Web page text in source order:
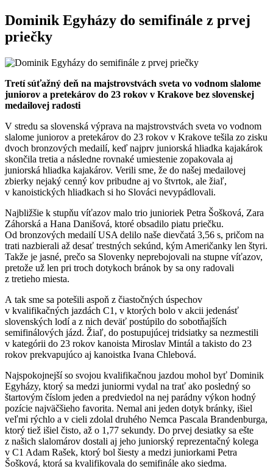
Dominik Egyházy do semifinále z prvej
priečky
Tretí súťažný deň na majstrovstvách sveta vo vodnom slalome
juniorov a pretekárov do 23 rokov v Krakove bez slovenskej
medailovej radosti
V stredu sa slovenská výprava na majstrovstvách sveta vo vodnom
slalome juniorov a pretekárov do 23 rokov v Krakove tešila zo zisku
dvoch bronzových medailí, keď najprv juniorská hliadka kajakárok
skončila tretia a následne rovnaké umiestenie zopakovala aj
juniorská hliadka kajakárov. Verili sme, že do našej medailovej
zbierky nejaký cenný kov pribudne aj vo štvrtok, ale žiaľ,
v kanoistických hliadkach si ho Slováci nevypádlovali.
Najbližšie k stupňu víťazov malo trio junioriek Petra Šošková, Zara
Záhorská a Hana Danišová, ktoré obsadilo piatu priečku.
Od bronzových medailí USA delilo naše dievčatá 3,56 s, pričom na
trati nazbierali až desať trestných sekúnd, kým Američanky len štyri.
Takže je jasné, prečo sa Slovenky neprebojovali na stupne víťazov,
pretože už len pri troch dotykoch bránok by sa ony radovali
z tretieho miesta.
A tak sme sa potešili aspoň z čiastočných úspechov
v kvalifikačných jazdách C1, v ktorých bolo v akcii jedenásť
slovenských lodí a z nich deväť postúpilo do sobotňajších
semifinálových jázd. Žiaľ, do postupujúcej tridsiatky sa nezmestili
v kategórii do 23 rokov kanoista Miroslav Mintál a takisto do 23
rokov prekvapujúco aj kanoistka Ivana Chlebová.
Najspokojnejší so svojou kvalifikačnou jazdou mohol byť Dominik
Egyházy, ktorý sa medzi juniormi vydal na trať ako posledný so
štartovým číslom jeden a predviedol na nej parádny výkon hodný
pozície najväčšieho favorita. Nemal ani jeden dotyk bránky, išiel
veľmi rýchlo a v cieli zdolal druhého Nemca Pascala Brandenburga,
ktorý tiež išiel čisto, až o 1,77 sekundy. Do prvej desiatky sa ešte
z našich slalomárov dostali aj jeho juniorský reprezentačný kolega
v C1 Adam Rašek, ktorý bol šiesty a medzi juniorkami Petra
Šošková, ktorá sa kvalifikovala do semifinále ako siedma.